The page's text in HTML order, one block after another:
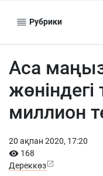
Рубрики
Аса
жөніндегі
миллион
20 ақпан 2020, 17:20
168
Дереккөз